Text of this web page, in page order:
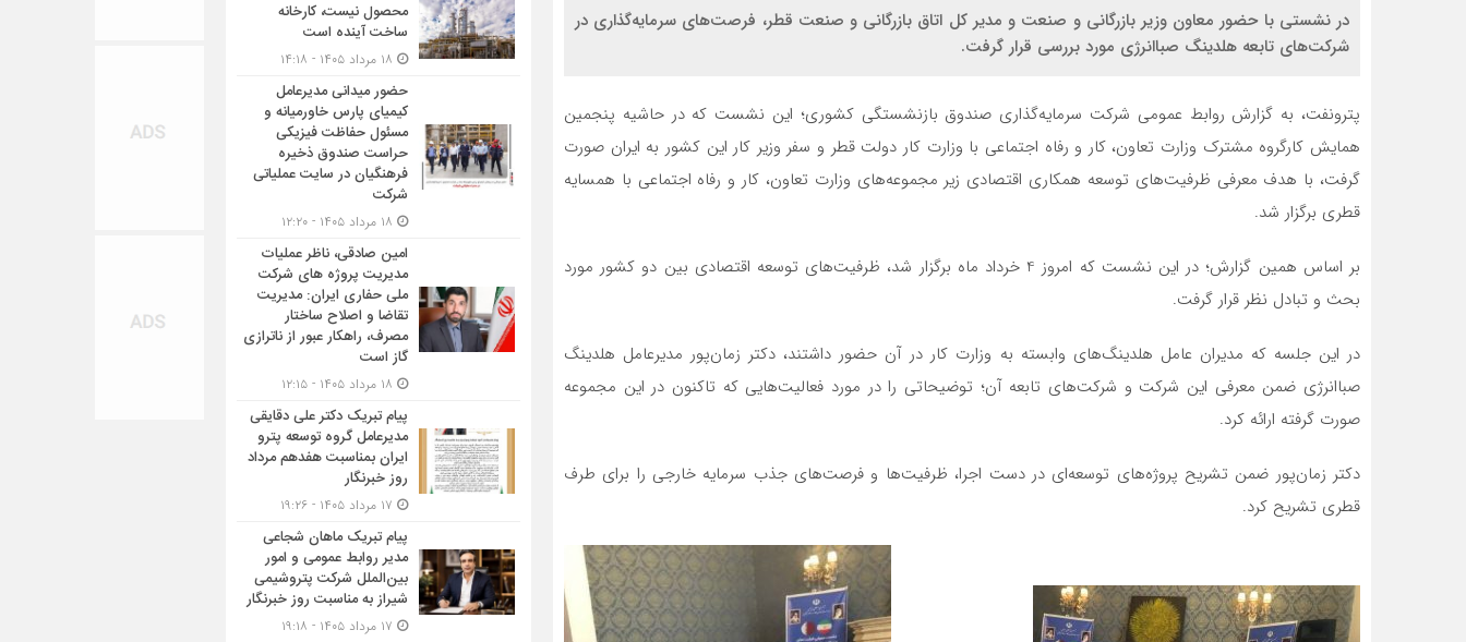
در نشستی با حضور معاون وزیر بازرگانی و صنعت و مدیر کل اتاق بازرگانی و صنعت قطر، فرصت‌های سرمایه‌گذاری در
شرکت‌های تابعه هلدینگ صباانرژی مورد بررسی قرار گرفت.
پترونفت، به گزارش روابط عمومی شرکت سرمایه‌گذاری صندوق بازنشستگی کشوری؛ این نشست که در حاشیه پنجمین
همایش کارگروه مشترک وزارت تعاون، کار و رفاه اجتماعی با وزارت کار دولت قطر و سفر وزیر کار این کشور به ایران صورت
گرفت، با هدف معرفی ظرفیت‌های توسعه همکاری اقتصادی زیر مجموعه‌های وزارت تعاون، کار و رفاه اجتماعی با همسایه
قطری برگزار شد.
بر اساس همین گزارش؛ در این نشست که امروز 4 خرداد ماه برگزار شد، ظرفیت‌های توسعه اقتصادی بین دو کشور مورد
بحث و تبادل نظر قرار گرفت.
در این جلسه که مدیران عامل هلدینگ‌های وابسته به وزارت کار در آن حضور داشتند، دکتر زمان‌پور مدیرعامل هلدینگ
صباانرژی ضمن معرفی این شرکت و شرکت‌های تابعه آن؛ توضیحاتی را در مورد فعالیت‌هایی که تاکنون در این مجموعه
صورت گرفته ارائه کرد.
دکتر زمان‌پور ضمن تشریح پروژه‌های توسعه‌ای در دست اجرا، ظرفیت‌ها و فرصت‌های جذب سرمایه خارجی را برای طرف
قطری تشریح کرد.
محصول نیست، کارخانه
ساخت آینده است
حضور میدانی مدیرعامل
کیمیای پارس خاورمیانه و
مسئول حفاظت فیزیکی
حراست صندوق ذخیره
فرهنگیان در سایت عملیاتی
شرکت
امین صادقی، ناظر عملیات
مدیریت پروژه های شرکت
ملی حفاری ایران: مدیریت
تقاضا و اصلاح ساختار
مصرف، راهکار عبور از ناترازی
گاز است
پیام تبریک دکتر علی دقایقی
مدیرعامل گروه توسعه پترو
ایران بمناسبت هفدهم مرداد
روز خبرنگار
پیام تبریک ماهان شجاعی
مدیر روابط عمومی و امور
بین‌الملل شرکت پتروشیمی
شیراز به مناسبت روز خبرنگار